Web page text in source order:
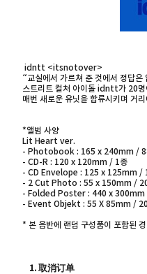
idntt <itsnotover>
“교실에서 가르쳐 준 것에서 정답은
스트리트 컬처 아이돌 idntt가 20명
매번 새로운 유닛을 합류시키며
*앨범 사양
Lit Heart ver.
- Photobook : 165 x 240mm /
- CD-R : 120 x 120mm / 1종
- CD Envelope : 125 x 125mm /
- 2 Cut Photo : 55 x 150mm / 20
- Folded Poster : 440 x 300mm
- Event Objekt : 55 X 85mm / 20
* 본 음반에 랜덤 구성품이 포함된
1. 取消订单